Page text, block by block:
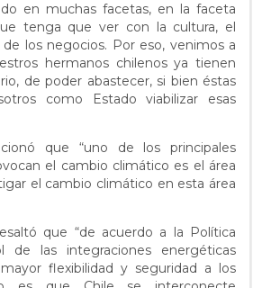
en muchas facetas, en la faceta
tenga que ver con la cultura, el
los negocios. Por eso, venimos a
hermanos chilenos ya tienen
de poder abastecer, si bien éstas
como Estado viabilizar esas
que “uno de los principales
el cambio climático es el área
el cambio climático en esta área
que “de acuerdo a la Política
las integraciones energéticas
flexibilidad y seguridad a los